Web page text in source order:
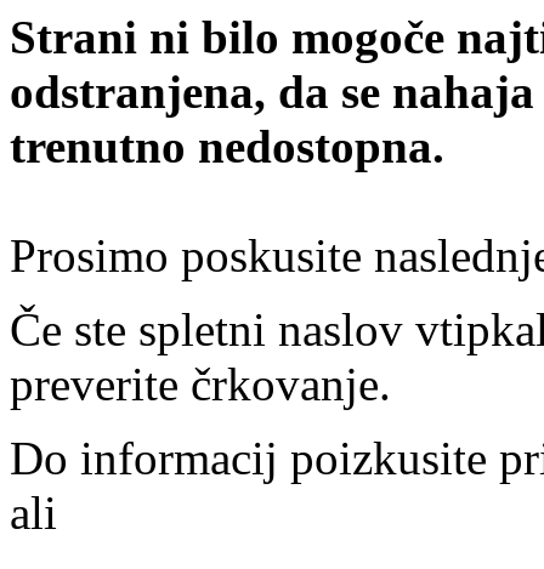
Strani ni bilo mogoče
odstranjena, da se
trenutno nedostopna.
Prosimo poskusite
Če ste spletni naslov
preverite črkovanje.
Do informacij poizkusite
ali